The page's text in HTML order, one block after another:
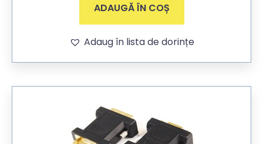
ADAUGĂ ÎN COȘ
Adaug în lista de dorințe